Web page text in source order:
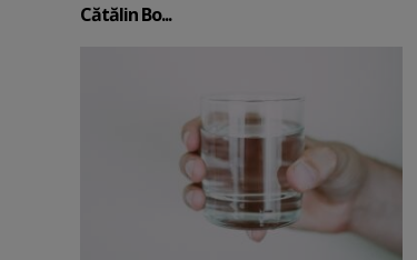
Cătălin Bo...